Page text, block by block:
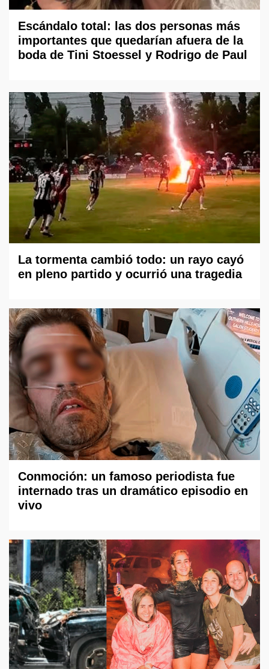
Escándalo total: las dos personas más
importantes que quedarían afuera de la
boda de Tini Stoessel y Rodrigo de Paul
La tormenta cambió todo: un rayo cayó
en pleno partido y ocurrió una tragedia
Conmoción: un famoso periodista fue
internado tras un dramático episodio en
vivo